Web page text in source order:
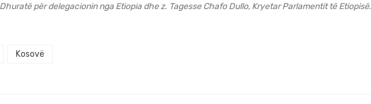
Dhuratë për delegacionin nga Etiopia dhe z. Tagesse Chafo Dullo, Kryetar Parlamentit të Etiopisë.
Kosovë